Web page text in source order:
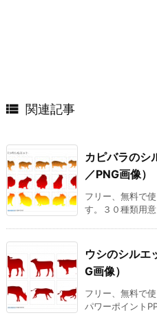
 関連記事
カピバラのシ
／PNG画像）
フリー、無料で
す。３０種類用
ウシのシルエ
G画像）
フリー、無料で
パワーポイント